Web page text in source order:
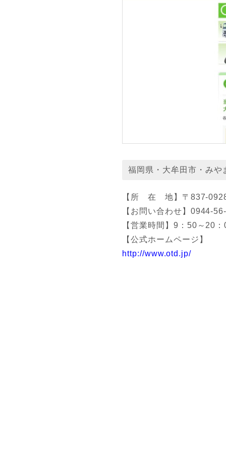
福岡県・大牟田市・みや
【所 在 地】〒837-
【お問い合わせ】0944-
【営業時間】9：50～20
【公式ホームページ】
http://www.otd.jp/